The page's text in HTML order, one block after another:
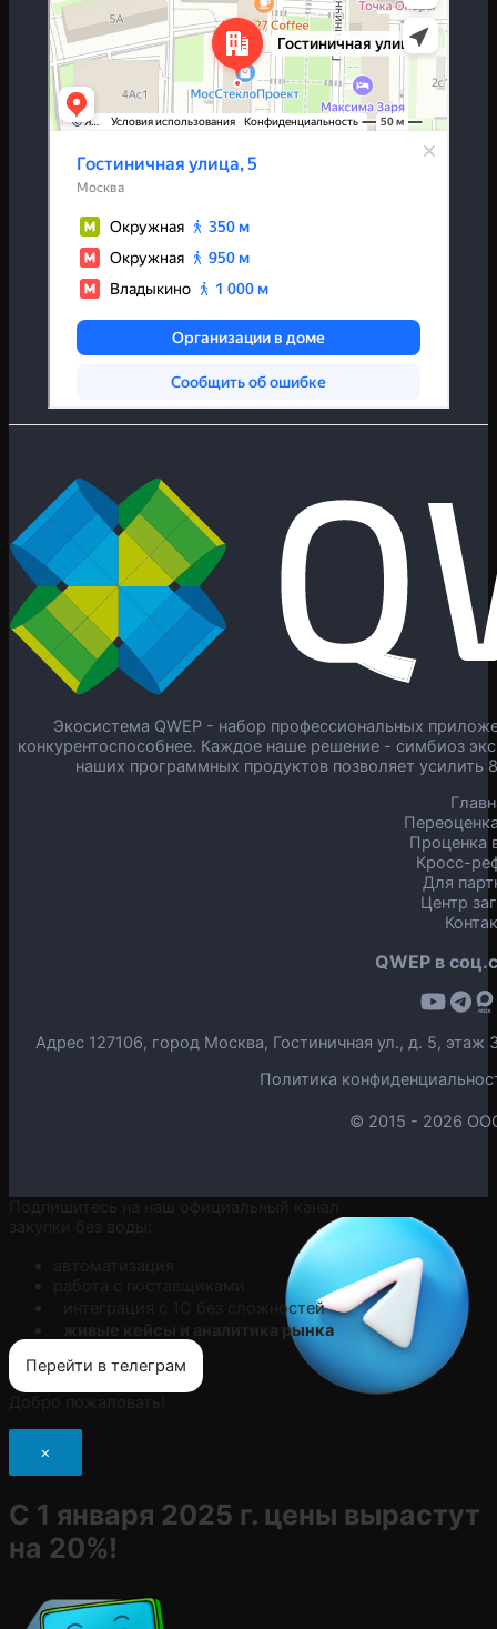
Экосистема QWEP - набор профессиональных
конкурентоспособнее. Каждое наше решение - симбиоз
наших программных продуктов позволяет усилить
Проценка
Кросс-
Для
Центр
QWEP в
Адрес 127106, город Москва, Гостиничная ул., д. 5,
Политика
© 2015 - 2026
интеграция с 1С без сложностей
живые кейсы и аналитика рынка
Перейти в телеграм
×
С 1 января 2025 г. цены вырастут
на 20%!